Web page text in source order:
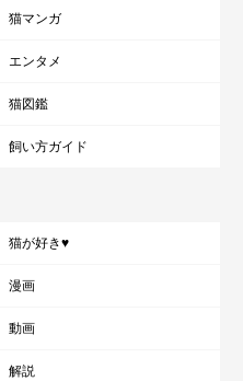
猫マンガ
エンタメ
猫図鑑
飼い方ガイド
猫が好き♥
漫画
動画
解説